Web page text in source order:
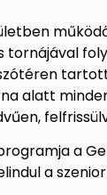
tornájával
alatt
a
a